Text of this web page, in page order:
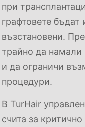
при
графтовете бъдат
възстановени.
трайно да намали
и да ограничи
процедури.
В TurHair
счита за